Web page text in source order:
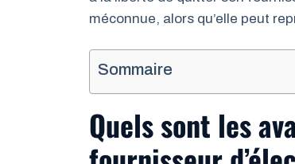
méconnue, alors qu’elle peut
Sommaire
Quels sont les